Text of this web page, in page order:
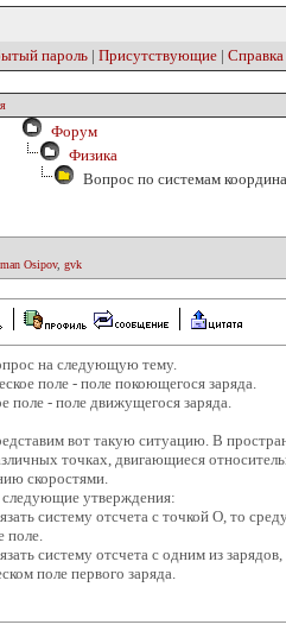
пароль | Присутствующие | Справка
Форум
Физика
Вопрос по системам
Osipov, gvk
на следующую тему.
поле - поле покоющегося заряда.
поле - поле движущегося заряда.
вот такую ситуацию. В
точках, двигающиеся
скоростями.
утверждения:
систему отсчета с точкой О, то
поле.
систему отсчета с одним из
поле первого заряда.